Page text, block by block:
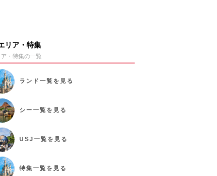
リア・特集
・特集の一覧
ランド 一覧を見る
シー一覧を見る
USJ 一覧を見る
特集一覧を見る